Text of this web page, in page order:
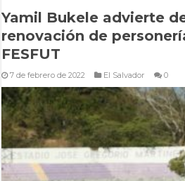
Yamil Bukele advierte
renovación de
FESFUT
7 de febrero de 2022 El Salvador 0